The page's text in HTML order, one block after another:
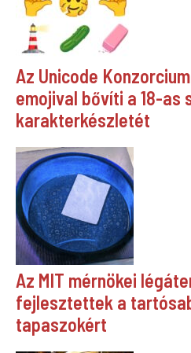
Az Unicode
emojival bővíti a 18-as
karakterkészletét
Az MIT mérnökei
fejlesztettek a
tapaszokért